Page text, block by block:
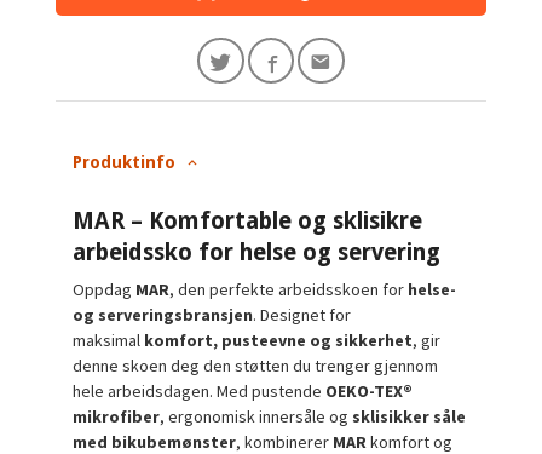
Produktinfo
MAR – Komfortable og sklisikre
arbeidssko for helse og servering
Oppdag MAR, den perfekte arbeidsskoen for helse-
og serveringsbransjen. Designet for
maksimal komfort, pusteevne og sikkerhet, gir
denne skoen deg den støtten du trenger gjennom
hele arbeidsdagen. Med pustende OEKO-TEX®
mikrofiber, ergonomisk innersåle og sklisikker såle
med bikubemønster, kombinerer MARkomfort og